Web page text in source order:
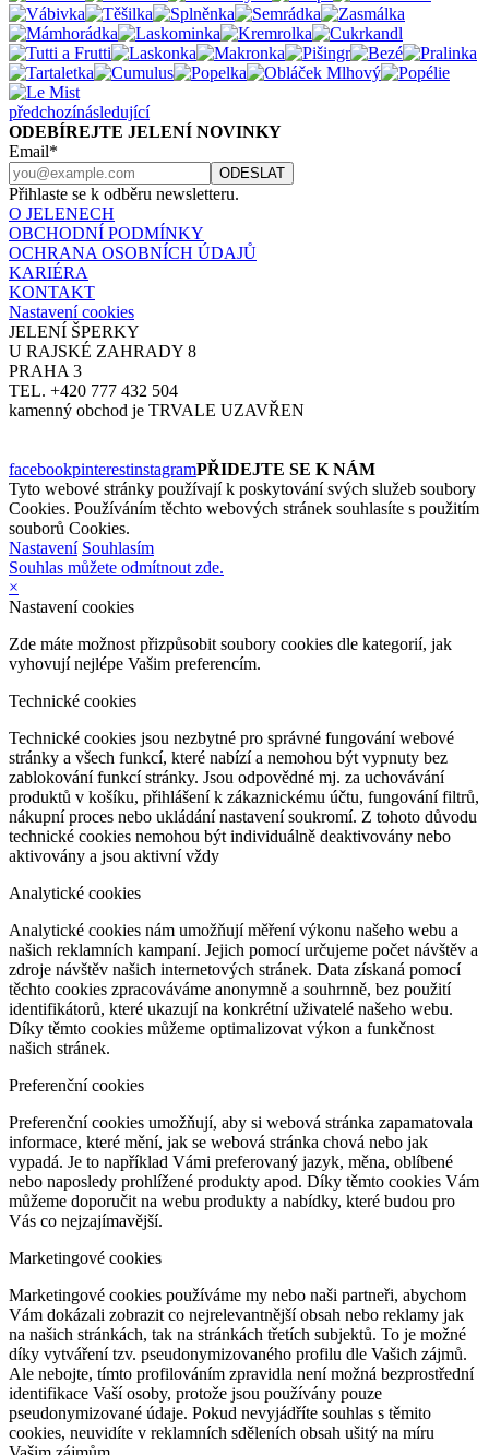
předchozínásledující
ODEBÍREJTE JELENÍ NOVINKY
Email*
Přihlaste se k odběru newsletteru.
O JELENECH
OBCHODNÍ PODMÍNKY
OCHRANA OSOBNÍCH ÚDAJŮ
KARIÉRA
KONTAKT
Nastavení cookies
JELENÍ ŠPERKY
U RAJSKÉ ZAHRADY 8
PRAHA 3
TEL. +420 777 432 504
kamenný obchod je TRVALE UZAVŘEN
facebookpinterestinstagramPŘIDEJTE SE K NÁM
Tyto webové stránky používají k poskytování svých služeb soubory
Cookies. Používáním těchto webových stránek souhlasíte s použitím
souborů Cookies.
Nastavení Souhlasím
Souhlas můžete odmítnout zde.
×
Nastavení cookies
Zde máte možnost přizpůsobit soubory cookies dle kategorií, jak
vyhovují nejlépe Vašim preferencím.
Technické cookies
Technické cookies jsou nezbytné pro správné fungování webové
stránky a všech funkcí, které nabízí a nemohou být vypnuty bez
zablokování funkcí stránky. Jsou odpovědné mj. za uchovávání
produktů v košíku, přihlášení k zákaznickému účtu, fungování filtrů,
nákupní proces nebo ukládání nastavení soukromí. Z tohoto důvodu
technické cookies nemohou být individuálně deaktivovány nebo
aktivovány a jsou aktivní vždy
Analytické cookies
Analytické cookies nám umožňují měření výkonu našeho webu a
našich reklamních kampaní. Jejich pomocí určujeme počet návštěv a
zdroje návštěv našich internetových stránek. Data získaná pomocí
těchto cookies zpracováváme anonymně a souhrnně, bez použití
identifikátorů, které ukazují na konkrétní uživatelé našeho webu.
Díky těmto cookies můžeme optimalizovat výkon a funkčnost
našich stránek.
Preferenční cookies
Preferenční cookies umožňují, aby si webová stránka zapamatovala
informace, které mění, jak se webová stránka chová nebo jak
vypadá. Je to například Vámi preferovaný jazyk, měna, oblíbené
nebo naposledy prohlížené produkty apod. Díky těmto cookies Vám
můžeme doporučit na webu produkty a nabídky, které budou pro
Vás co nejzajímavější.
Marketingové cookies
Marketingové cookies používáme my nebo naši partneři, abychom
Vám dokázali zobrazit co nejrelevantnější obsah nebo reklamy jak
na našich stránkách, tak na stránkách třetích subjektů. To je možné
díky vytváření tzv. pseudonymizovaného profilu dle Vašich zájmů.
Ale nebojte, tímto profilováním zpravidla není možná bezprostřední
identifikace Vaší osoby, protože jsou používány pouze
pseudonymizované údaje. Pokud nevyjádříte souhlas s těmito
cookies, neuvidíte v reklamních sděleních obsah ušitý na míru